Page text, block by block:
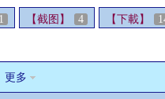
1 【截图】 4 【下載】
更多